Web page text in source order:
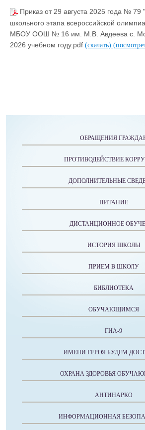
Приказ от 29 августа 2025 года № 79
школьного этапа всероссийской
МБОУ ООШ № 16 им. М.В. Авдеева с.
2026 учебном году.pdf (скачать)
ОБРАЩЕНИЯ
ПРОТИВОДЕЙСТВИЕ
ДОПОЛНИТЕЛЬНЫЕ
ПИТАНИЕ
ДИСТАНЦИОННОЕ
ИСТОРИЯ ШКОЛЫ
ПРИЕМ В ШКОЛУ
БИБЛИОТЕКА
ОБУЧАЮЩИМСЯ
ГИА-9
ИМЕНИ ГЕРОЯ БУДЕМ
ОХРАНА ЗДОРОВЬЯ
АНТИНАРКО
ИНФОРМАЦИОННАЯ